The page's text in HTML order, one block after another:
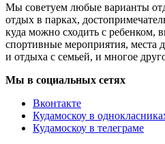
Мы советуем любые варианты
отдых в парках,
куда можно сходить с ребенком,
спортивные мероприятия, места
и отдыха с семьей, и многое
Мы в социальных сетях
Вконтакте
Кудамоскоу в
Кудамоскоу в телеграме